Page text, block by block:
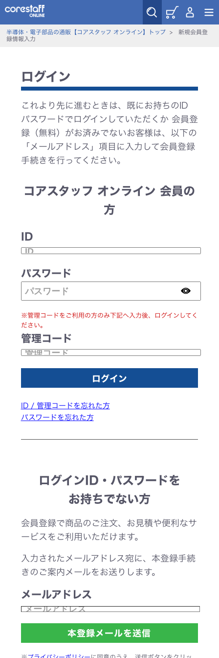
半導体・電子部品の通販【コアスタッフ オンライン】トップ> 新規会員登
録情報入力
ログイン
これより先に進むときは、既にお持ちのID
パスワードでログインしていただくか 会員登
録（無料）がお済みでないお客様は、以下の
「メールアドレス」項目に入力して会員登録
手続きを行ってください。
コアスタッフ オンライン 会員の
方
ID
パスワード
※管理コードをご利用の方のみ下記へ入力後、ログインしてく
ださい。
管理コード
ID / 管理コードを忘れた方
パスワードを忘れた方
ログインID・パスワードを
お持ちでない方
会員登録で商品のご注文、お見積や便利なサ
ービスをご利用いただけます。
入力されたメールアドレス宛に、本登録手続
きのご案内メールをお送りします。
メールアドレス